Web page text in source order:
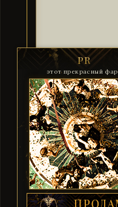
PR
этот прекрасный